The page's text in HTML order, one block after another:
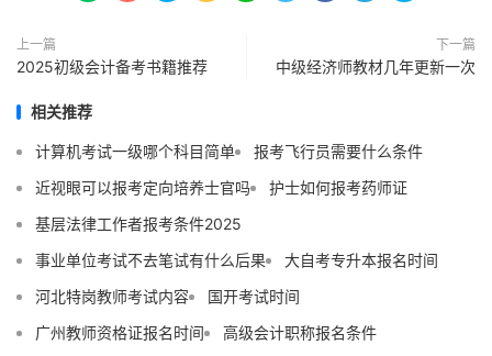
上一篇
2025初级会计备考书籍推荐
下一篇
中级经济师教材几年更新一次
相关推荐
计算机考试一级哪个科目简单
报考飞行员需要什么条件
近视眼可以报考定向培养士官吗
护士如何报考药师证
基层法律工作者报考条件2025
事业单位考试不去笔试有什么后果
大自考专升本报名时间
河北特岗教师考试内容
国开考试时间
广州教师资格证报名时间
高级会计职称报名条件